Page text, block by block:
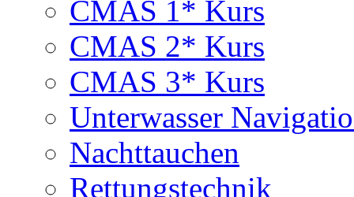
CMAS 1* Kurs
CMAS 2* Kurs
CMAS 3* Kurs
Unterwasser
Nachttauchen
Rettungstechnik